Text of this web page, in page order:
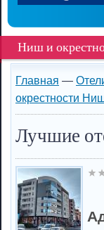
Ниш и
Главная —
окрестности
Лучшие